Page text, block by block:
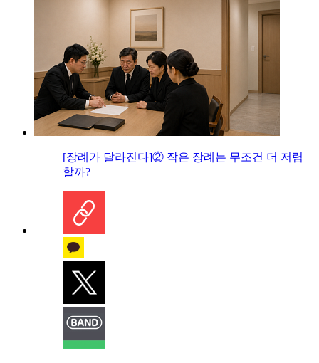
[장례가 달라진다]② 작은 장례는 무조건 더 저렴
할까?